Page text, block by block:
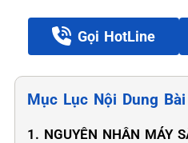
Gọi HotLine
Mục Lục Nội Dung
1. NGUYÊN NHÂN MÁY